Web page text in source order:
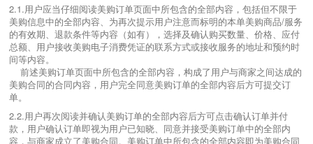
2.1.用户应当仔细阅读美购订单页面中所包含的全部内容，包括但不限于
美购信息中的全部内容、为再次提示用户注意而标明的本单美购商品/服务
的有效期、退款条件等内容（如有），选择及确认购买数量、价格、应付
总额、用户接收美购电子消费凭证的联系方式或接收服务的地址和预约时
间等内容。
前述美购订单页面中所包含的全部内容，构成了用户与商家之间达成的
美购合同的合同内容，用户完全同意美购订单的全部内容后方可提交订
单。
2.2.用户再次阅读并确认美购订单的全部内容后方可点击确认订单并付
款，用户确认订单即视为用户已知晓、同意并接受美购订单中的全部内
容，与商家成立了美购合同。美购订单中所包含的全部内容即为美购合同